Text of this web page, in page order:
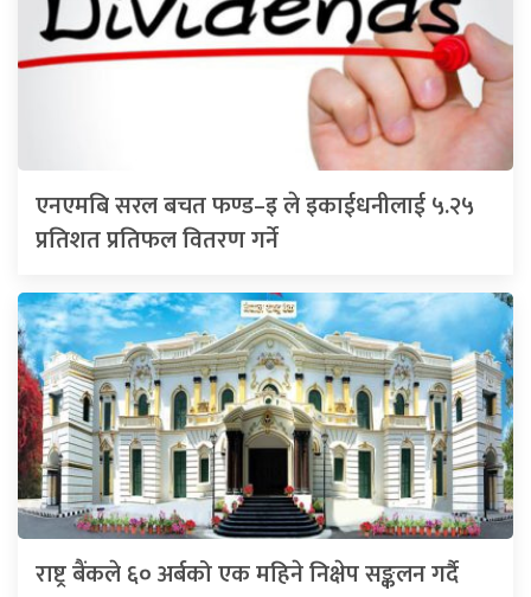
एनएमबि सरल बचत फण्ड–इ ले इकाईधनीलाई ५.२५
प्रतिशत प्रतिफल वितरण गर्ने
राष्ट्र बैंकले ६० अर्बको एक महिने निक्षेप सङ्कलन गर्दै